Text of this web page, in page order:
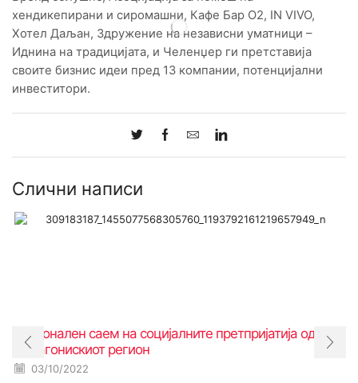
хендикепирани и сиромашни, Кафе Бар О2, IN VIVO,
Хотел Даљан, Здружение на независни уматници –
Иднина на традицијата, и Челенџер ги претставија
своите бизнис идеи пред 13 компании, потенцијални
инвеститори.
Слични написи
Регионален саем на социјалните претпријатија од
Пелагонискиот регион
03/10/2022